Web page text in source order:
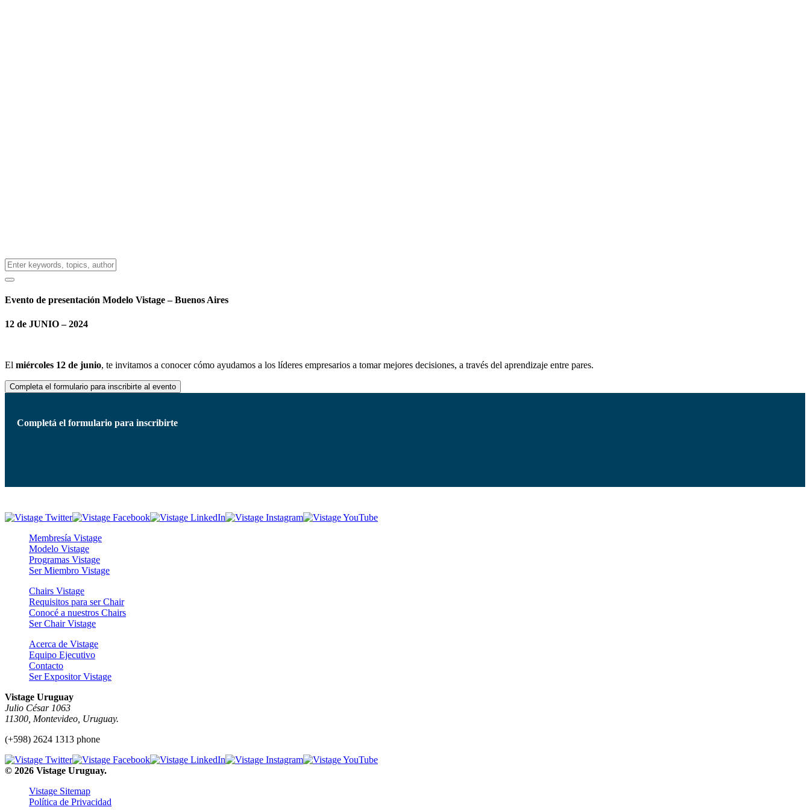
Evento de presentación Modelo Vistage – Buenos Aires
12 de JUNIO – 2024
El miércoles 12 de junio, te invitamos a conocer cómo ayudamos a los líderes empresarios a tomar mejores decisiones, a través del aprendizaje entre pares.
Completa el formulario para inscribirte al evento
Completá el formulario para inscribirte
Membresía Vistage
Modelo Vistage
Programas Vistage
Ser Miembro Vistage
Chairs Vistage
Requisitos para ser Chair
Conocé a nuestros Chairs
Ser Chair Vistage
Acerca de Vistage
Equipo Ejecutivo
Contacto
Ser Expositor Vistage
Vistage Uruguay
Julio César 1063
11300, Montevideo, Uruguay.
(+598) 2624 1313 phone
© 2026 Vistage Uruguay.
Vistage Sitemap
Política de Privacidad